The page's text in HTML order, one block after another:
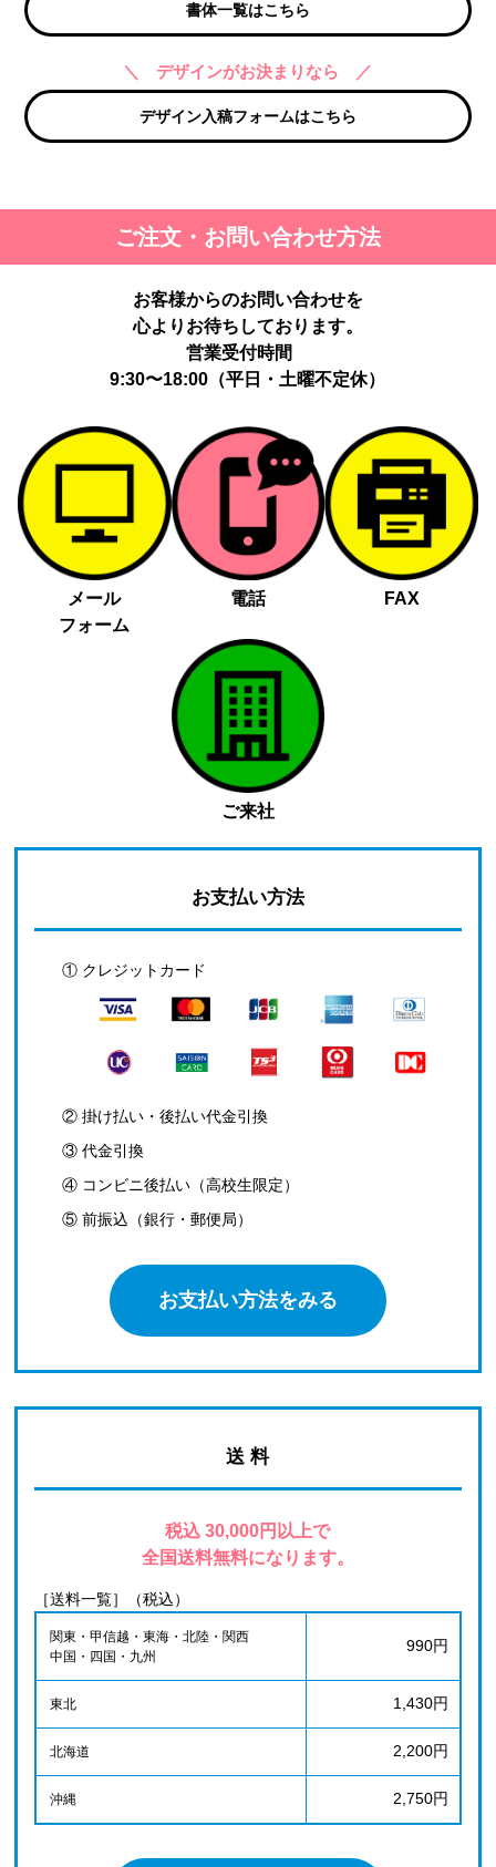
書体一覧はこちら
＼ デザインがお決まりなら ／
デザイン入稿フォームはこちら
ご注文・お問い合わせ方法
お客様からのお問い合わせを
心よりお待ちしております。
営業受付時間
9:30〜18:00（平日・土曜不定休）
メール
フォーム
電話 FAX
ご来社
お支払い方法
① クレジットカード
② 掛け払い・後払い代金引換
③ 代金引換
④ コンビニ後払い（高校生限定）
⑤ 前振込（銀行・郵便局）
お支払い方法をみる
送 料
税込 30,000円以上で
全国送料無料になります。
［送料一覧］（税込）
関東・甲信越・東海・北陸・関西
中国・四国・九州
990円
東北 1,430円
北海道 2,200円
沖縄 2,750円